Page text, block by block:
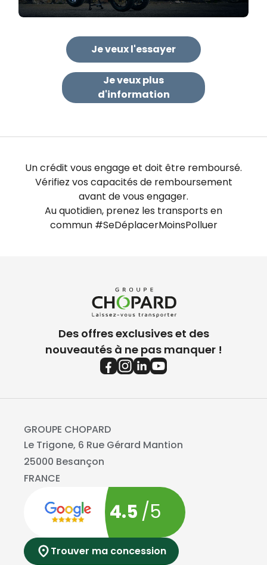
Je veux l'essayer
Je veux plus
d'information
Un crédit vous engage et doit être remboursé.
Vérifiez vos capacités de remboursement
avant de vous engager.
Au quotidien, prenez les transports en
commun #SeDéplacerMoinsPolluer
Des offres exclusives et des
nouveautés à ne pas manquer !
GROUPE CHOPARD
Le Trigone, 6 Rue Gérard Mantion
25000 Besançon
FRANCE
4.5 /5
Trouver ma concession